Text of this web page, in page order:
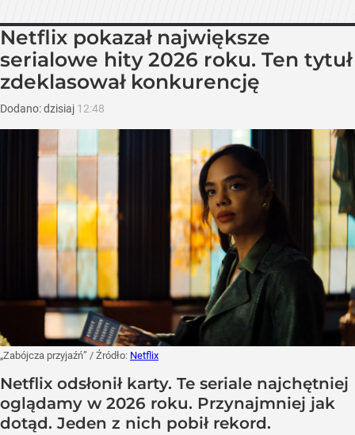
Netflix pokazał największe
serialowe hity 2026 roku. Ten tytuł
zdeklasował konkurencję
Dodano:dzisiaj 12:48
„Zabójcza przyjaźń” / Źródło: Netflix
Netflix odsłonił karty. Te seriale najchętniej
oglądamy w 2026 roku. Przynajmniej jak
dotąd. Jeden z nich pobił rekord.